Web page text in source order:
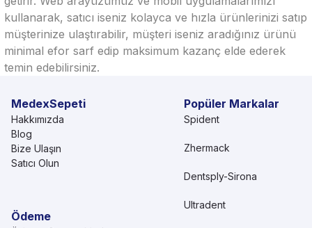
kullanarak, satıcı iseniz kolayca ve hızla ürünlerinizi satıp
müşterinize ulaştırabilir, müşteri iseniz aradığınız ürünü
minimal efor sarf edip maksimum kazanç elde ederek
temin edebilirsiniz.
MedexSepeti
Hakkımızda
Blog
Bize Ulaşın
Satıcı Olun
Ödeme
Popüler Markalar
Spident
Zhermack
Dentsply-Sirona
Ultradent